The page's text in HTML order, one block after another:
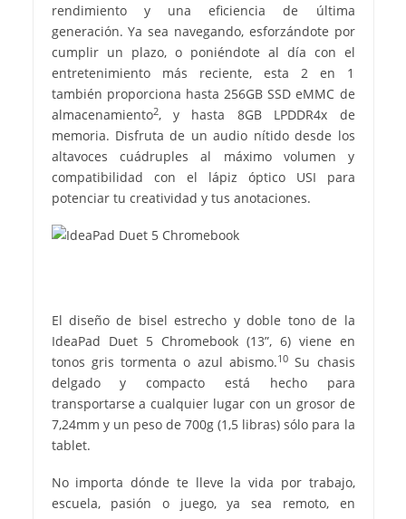
rendimiento y una eficiencia de última
generación. Ya sea navegando, esforzándote por
cumplir un plazo, o poniéndote al día con el
entretenimiento más reciente, esta 2 en 1
también proporciona hasta 256GB SSD eMMC de
almacenamiento2, y hasta 8GB LPDDR4x de
memoria. Disfruta de un audio nítido desde los
altavoces cuádruples al máximo volumen y
compatibilidad con el lápiz óptico USI para
potenciar tu creatividad y tus anotaciones.
El diseño de bisel estrecho y doble tono de la
IdeaPad Duet 5 Chromebook (13”, 6) viene en
tonos gris tormenta o azul abismo.10Su chasis
delgado y compacto está hecho para
transportarse a cualquier lugar con un grosor de
7,24mm y un peso de 700g (1,5 libras) sólo para la
tablet.
No importa dónde te lleve la vida por trabajo,
escuela, pasión o juego, ya sea remoto, en